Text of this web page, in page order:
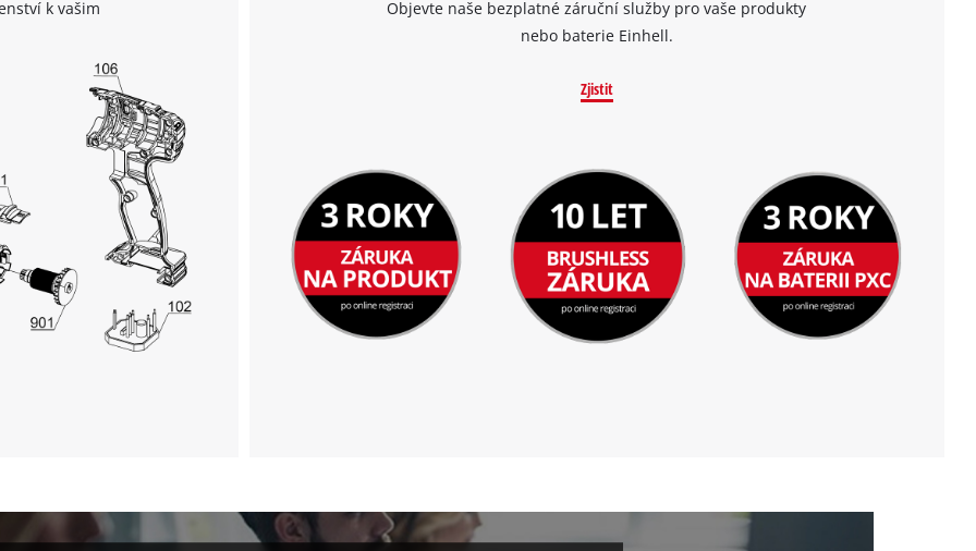
k vašim
Objevte naše bezplatné záruční služby pro vaše produkty
nebo baterie Einhell.
Zjistit